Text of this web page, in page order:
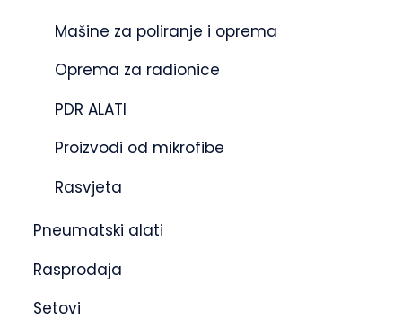
Mašine za poliranje i oprema
Oprema za radionice
PDR ALATI
Proizvodi od mikrofibe
Rasvjeta
Pneumatski alati
Rasprodaja
Setovi